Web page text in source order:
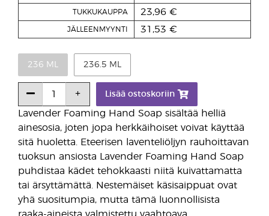
Lavender Foaming Hand Soap sisältää helliä
ainesosia, joten jopa herkkäihoiset voivat käyttää
sitä huoletta. Eteerisen laventeliöljyn rauhoittavan
tuoksun ansiosta Lavender Foaming Hand Soap
puhdistaa kädet tehokkaasti niitä kuivattamatta
tai ärsyttämättä. Nestemäiset käsisaippuat ovat
yhä suositumpia, mutta tämä luonnollisista
TUKKUKAUPPA 23,96 €
JÄLLEENMYYNTI 31,53 €
236 ML 236.5 ML
Lisää ostoskoriin